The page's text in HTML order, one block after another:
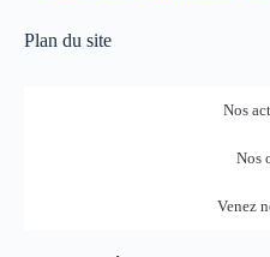
Plan du site
Nos
Nos
Venez